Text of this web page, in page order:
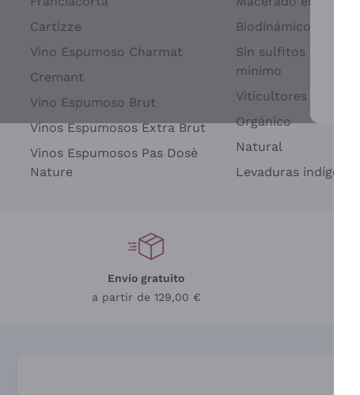
Cartizze
Vino Espumoso Charmat
Cremant
Vino Espumoso Brut
Vinos Espumosos Extra Brut
Vinos Espumosos Pas Dosè
Nature
Biodinámico
Sin sulfitos
mínimo
Viticultores
Orgánico
Natural
Levaduras indígenas
Envío gratuito
a partir de 129,00 €